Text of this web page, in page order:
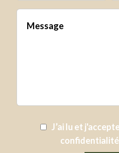
J’ai lu et
confidentialité